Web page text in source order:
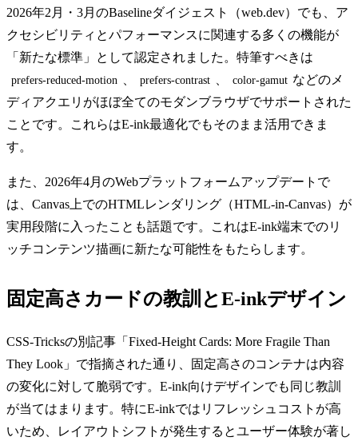
2026年2月・3月のBaselineダイジェスト（web.dev）でも、ア
クセシビリティとパフォーマンスに関連する多くの機能が
「新たな標準」として認定されました。特筆すべきは
prefers-reduced-motion prefers-contrast color-gamut などのメ
ディアクエリがほぼ全てのモダンブラウザでサポートされた
ことです。これらはE-ink最適化でもそのまま活用できま
す。
また、2026年4月のWebプラットフォームアップデートで
は、Canvas上でのHTMLレンダリング（HTML-in-Canvas）が
実用段階に入ったことも話題です。これはE-ink端末でのリ
ッチコンテンツ描画に新たな可能性をもたらします。
固定高さカードの教訓とE-inkデザイン
CSS-Tricksの別記事「Fixed-Height Cards: More Fragile Than
They Look」で指摘された通り、固定高さのコンテナは内容
の変化に対して脆弱です。E-ink向けデザインでも同じ教訓
が当てはまります。特にE-inkではリフレッシュコストが高
いため、レイアウトシフトが発生するとユーザー体験が著し